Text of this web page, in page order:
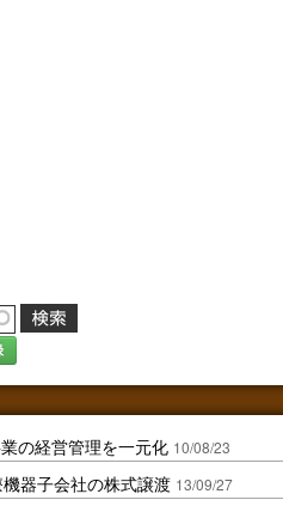
の経営管理を一元化 10/08/23
器子会社の株式譲渡 13/09/27